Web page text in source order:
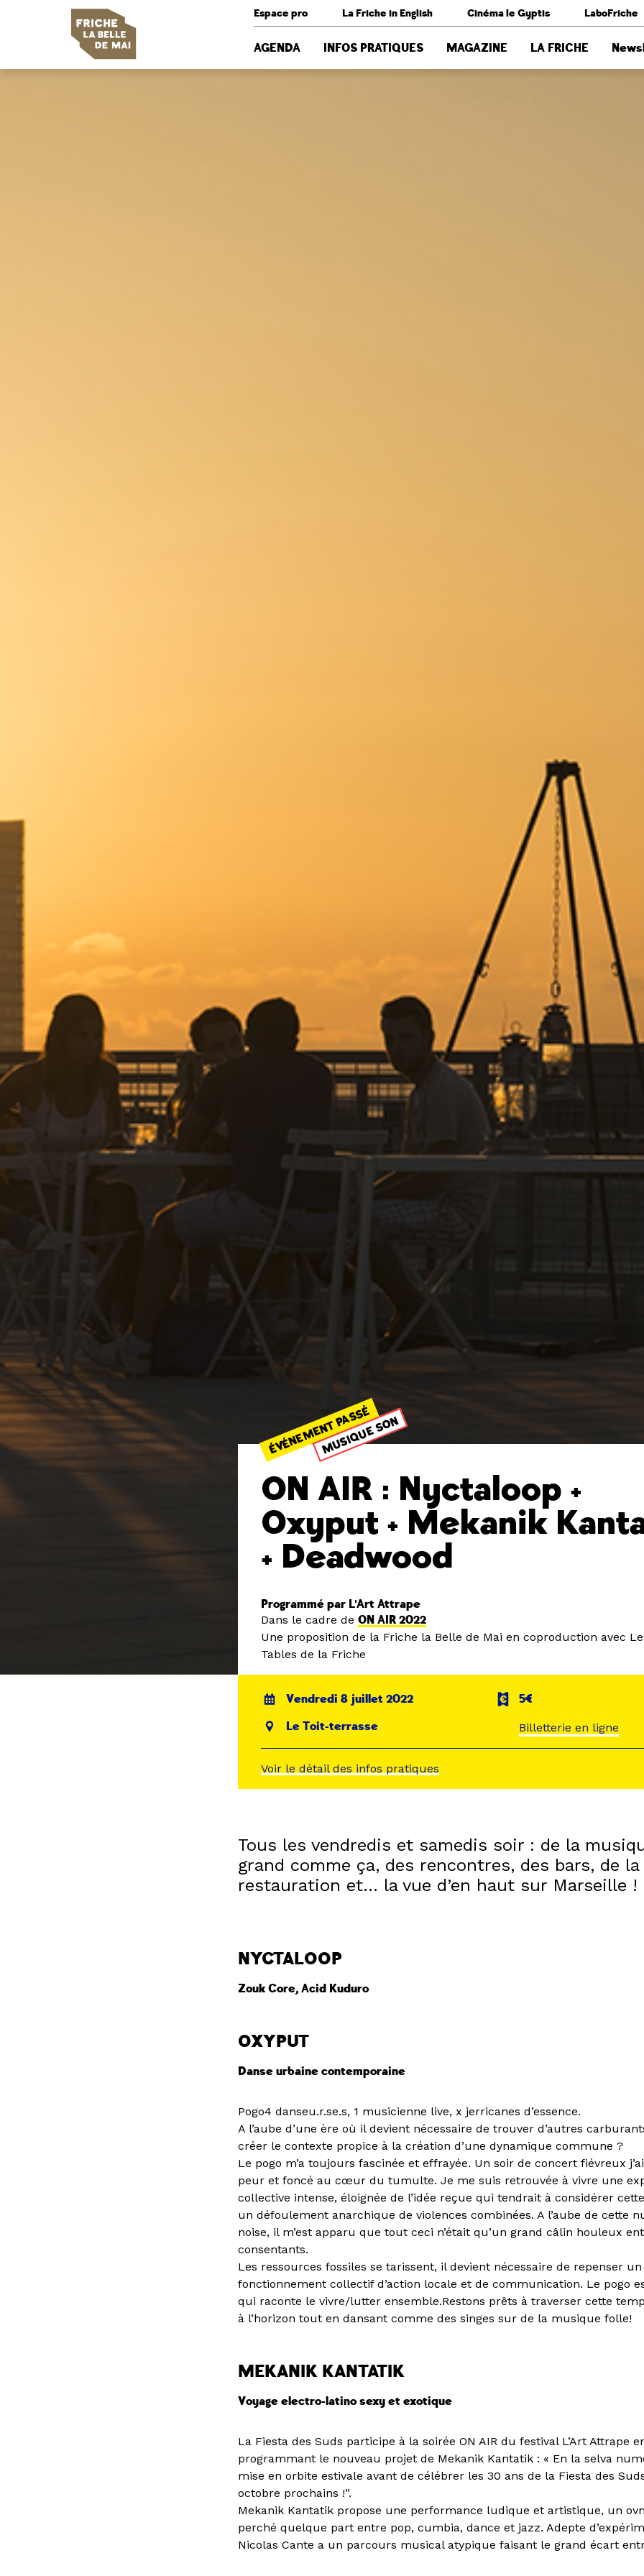
Espace pro La Friche in English Cinéma le Gyptis LaboFriche
AGENDA INFOS PRATIQUES MAGAZINE LA FRICHE
ÉVÉNEMENT PASSÉ
MUSIQUE SON
ON AIR : Nyctaloop +
Oxyput + Mekanik
+ Deadwood
Programmé par L'Art Attrape
Dans le cadre deON AIR 2022
Une proposition de la Friche la Belle de Mai en coproduction avec
Tables de la Friche
Vendredi 8 juillet 2022
5€
Le Toit-terrasse
Billetterie en ligne
Voir le détail des infos pratiques
Tous les vendredis et samedis soir : de la
grand comme ça, des rencontres, des bars, de la
restauration et… la vue d’en haut sur Marseille !
NYCTALOOP
Zouk Core, Acid Kuduro
OXYPUT
Danse urbaine contemporaine
Pogo4 danseu.r.se.s, 1 musicienne live, x jerricanes d’essence.
A l’aube d’une ère où il devient nécessaire de trouver d’autres
créer le contexte propice à la création d’une dynamique commune ?
Le pogo m’a toujours fascinée et effrayée. Un soir de concert fiévreux
peur et foncé au cœur du tumulte. Je me suis retrouvée à vivre une
collective intense, éloignée de l’idée reçue qui tendrait à considérer
un défoulement anarchique de violences combinées. A l’aube de cette
noise, il m’est apparu que tout ceci n’était qu’un grand câlin houleux
consentants.
Les ressources fossiles se tarissent, il devient nécessaire de repenser
fonctionnement collectif d’action locale et de communication. Le pogo
qui raconte le vivre/lutter ensemble.Restons prêts à traverser cette
à l’horizon tout en dansant comme des singes sur de la musique folle!
MEKANIK KANTATIK
Voyage electro-latino sexy et exotique
La Fiesta des Suds participe à la soirée ON AIR du festival L’Art Attrape
programmant le nouveau projet de Mekanik Kantatik : « En la selva
mise en orbite estivale avant de célébrer les 30 ans de la Fiesta des
octobre prochains !”.
Mekanik Kantatik propose une performance ludique et artistique, un
perché quelque part entre pop, cumbia, dance et jazz. Adepte
Nicolas Cante a un parcours musical atypique faisant le grand écart
Panneau de gestion des cookies